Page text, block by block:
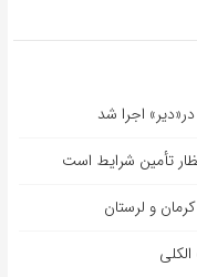
اجرا شد
تأمین شرایط است
و لرستان